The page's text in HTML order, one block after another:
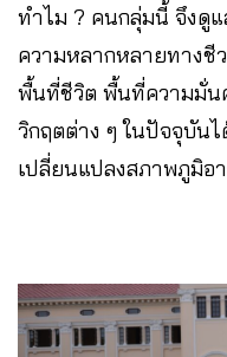
ทำไม ? คนกลุ่มนี้ จึงดู
ความหลากหลายทางชี
พื้นที่ชีวิต พื้นที่ความมั่น
วิกฤตต่าง ๆ ในปัจจุบัน
เปลี่ยนแปลงสภาพภูมิอ